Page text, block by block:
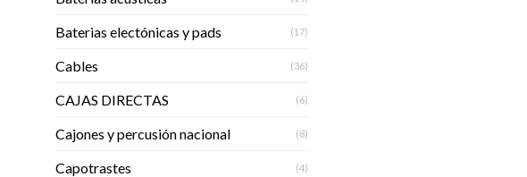
Baterias electónicas y pads (17)
Cables (36)
CAJAS DIRECTAS (6)
Cajones y percusión nacional (8)
Capotrastes (4)